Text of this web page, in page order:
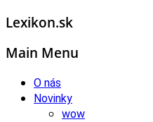
Lexikon.sk
Main Menu
O nás
Novinky
wow